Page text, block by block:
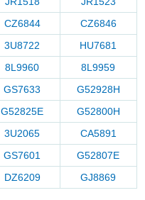
CZ6844
CZ6846
3U8722
HU7681
8L9960
8L9959
GS7633
G52928H
G52825E
G52800H
3U2065
CA5891
GS7601
G52807E
DZ6209 GJ8869